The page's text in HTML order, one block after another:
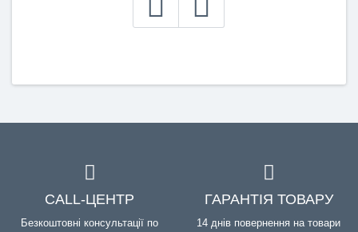
CALL-ЦЕНТР
Безкоштовні консультації по
ГАРАНТІЯ ТОВАРУ
14 днів повернення на товари